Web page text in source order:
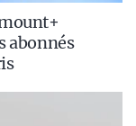
abonnés